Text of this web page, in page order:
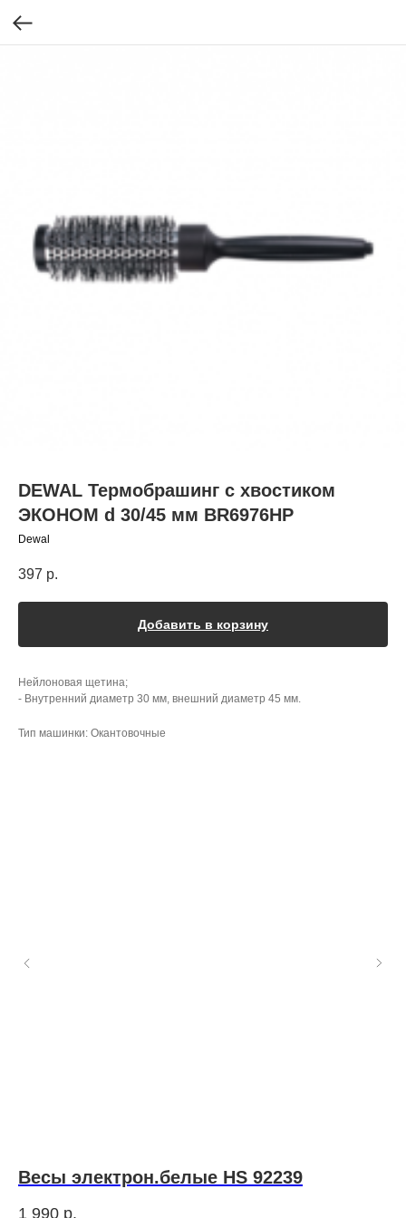
DEWAL Термобрашинг с хвостиком
ЭКОНОМ d 30/45 мм BR6976HP
Dewal
397 р.
Добавить в корзину
Нейлоновая щетина;
- Внутренний диаметр 30 мм, внешний диаметр 45 мм.
Тип машинки: Окантовочные
Весы электрон.белые HS 92239
1 990 р.